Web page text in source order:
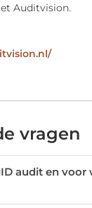
Auditvision.
vragen
audit en voor